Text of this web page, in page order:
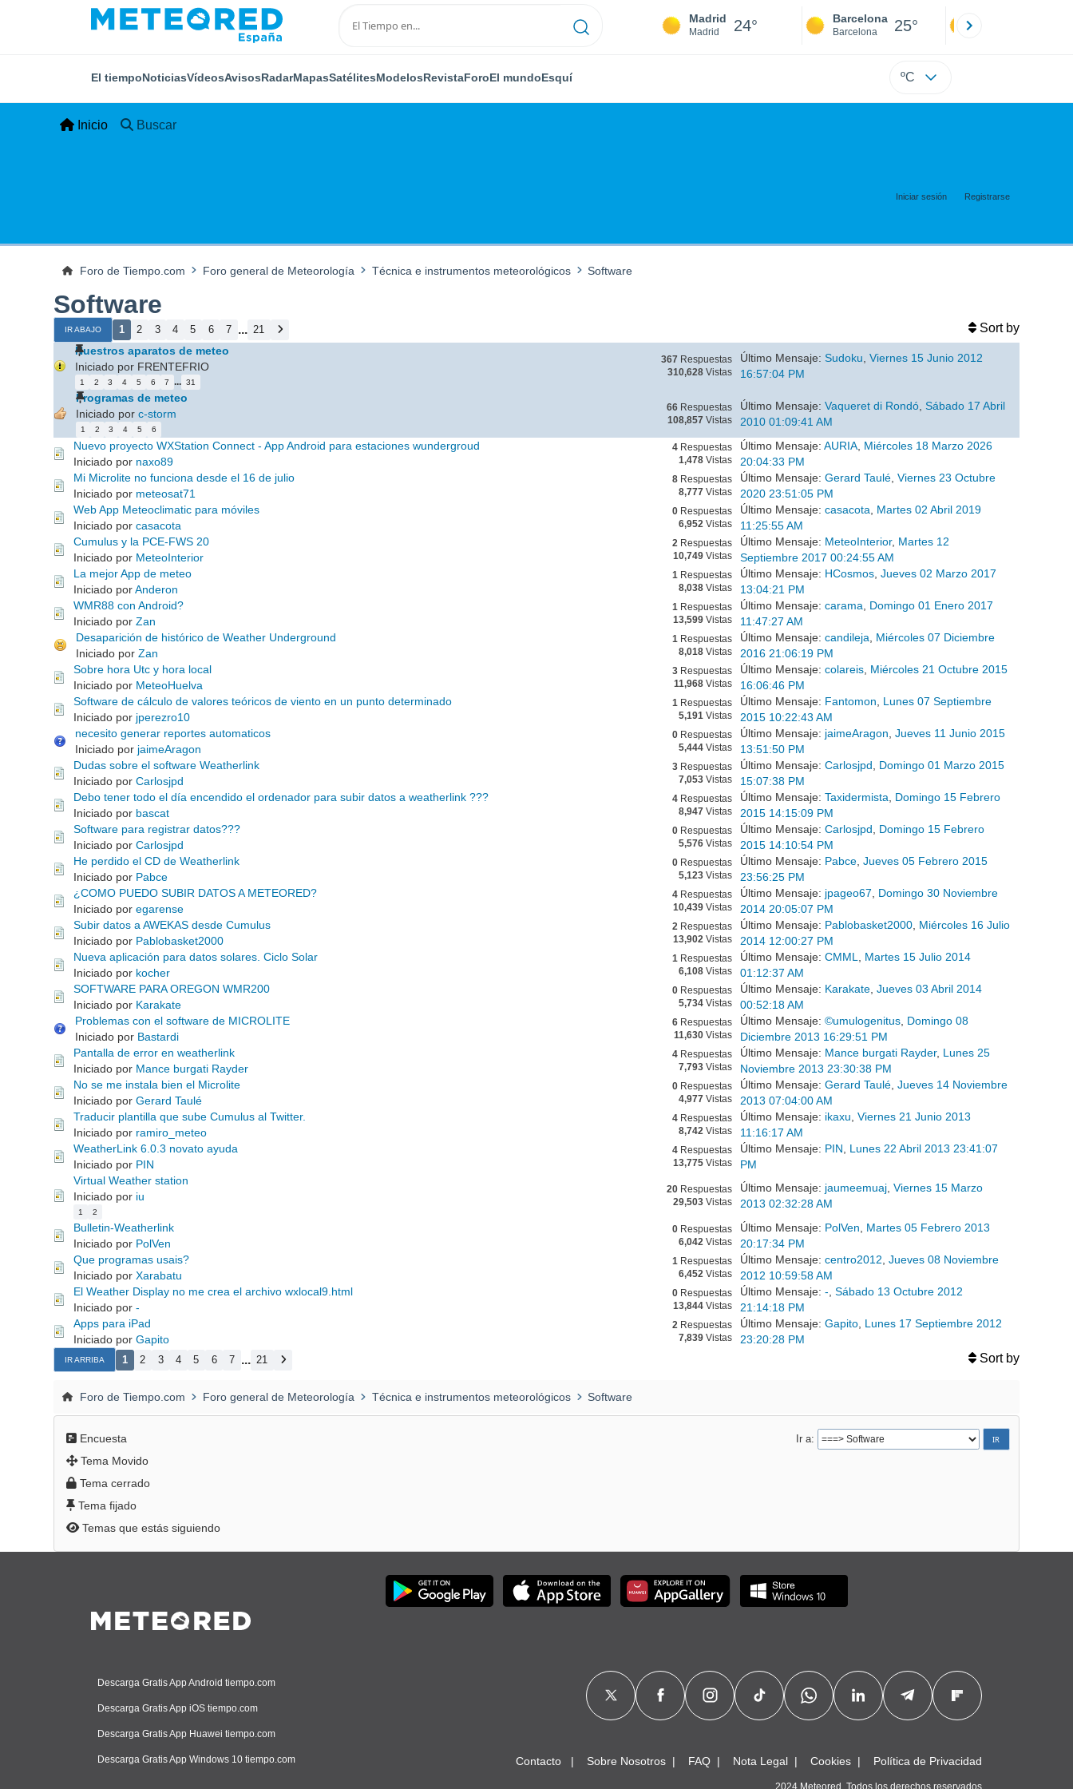
Madrid
Madrid 24° Barcelona
Barcelona 25°
El tiempoNoticiasVídeosAvisosRadarMapasSatélitesModelosRevistaForoEl mundoEsquí ºC
Inicio Buscar
Iniciar sesión Registrarse
Foro de Tiempo.com Foro general de Meteorología Técnica e instrumentos meteorológicos Software
Software
IR ABAJO 1 2 3 4 5 6 7 ... 21 Sort by
Nuestros aparatos de meteo
Iniciado por FRENTEFRIO
1 2 3 4 5 6 7 ... 31
367 Respuestas
310,628Vistas
Último Mensaje:Sudoku,Viernes 15 Junio 2012
16:57:04 PM
Programas de meteo
Iniciado por c-storm
1 2 3 4 5 6
66Respuestas
108,857Vistas
Último Mensaje:Vaqueret di Rondó ,Sábado 17 Abril
2010 01:09:41 AM
Nuevo proyecto WXStation Connect - App Android para estaciones wundergroud
Iniciado por naxo89
4Respuestas
1,478Vistas
Último Mensaje:AURIA Miércoles 18 Marzo 2026
20:04:33 PM
Mi Microlite no funciona desde el 16 de julio
Iniciado por meteosat71
8Respuestas
8,777Vistas
Último Mensaje:Gerard Taulé ,Viernes 23 Octubre
2020 23:51:05 PM
Web App Meteoclimatic para móviles
Iniciado por casacota
0Respuestas
6,952 Vistas
Último Mensaje:casacota
Martes 02 Abril 2019
11:25:55 AM
Cumulus y la PCE-FWS 20
Iniciado por MeteoInterior
2 Respuestas
10,749Vistas
Último Mensaje: MeteoInterior, Martes 12
Septiembre 2017 00:24:55 AM
La mejor App de meteo
Iniciado porAnderon
1 Respuestas
8,038Vistas
Último Mensaje: HCosmos ,Jueves 02 Marzo 2017
13:04:21 PM
WMR88 con Android?
Iniciado por Zan
1 Respuestas
13,599Vistas
Último Mensaje:carama
Domingo 01 Enero 2017
11:47:27 AM
Desaparición de histórico de Weather Underground
Iniciado por Zan
1 Respuestas
8,018Vistas
Último Mensaje:candileja
Miércoles 07 Diciembre
2016 21:06:19 PM
Sobre hora Utc y hora local
Iniciado por MeteoHuelva
3Respuestas
11,968Vistas
Último Mensaje:colareis Miércoles 21 Octubre 2015
16:06:46 PM
Software de cálculo de valores teóricos de viento en un punto determinado
Iniciado por jperezro10
1 Respuestas
5,191 Vistas
Último Mensaje: Fantomon
Lunes 07 Septiembre
2015 10:22:43 AM
necesito generar reportes automaticos
Iniciado por jaimeAragon
0Respuestas
5,444Vistas
Último Mensaje: jaimeAragon ,Jueves 11 Junio 2015
13:51:50 PM
Dudas sobre el software Weatherlink
Iniciado por Carlosjpd
3Respuestas
7,053Vistas
Último Mensaje:Carlosjpd
Domingo 01 Marzo 2015
15:07:38 PM
Debo tener todo el día encendido el ordenador para subir datos a weatherlink ???
Iniciado por bascat
4Respuestas
8,947Vistas
Último Mensaje:Taxidermista
Domingo 15 Febrero
2015 14:15:09 PM
Software para registrar datos???
Iniciado por Carlosjpd
0Respuestas
5,576Vistas
Último Mensaje:Carlosjpd
Domingo 15 Febrero
2015 14:10:54 PM
He perdido el CD de Weatherlink
Iniciado por Pabce
0Respuestas
5,123Vistas
Último Mensaje: Pabce ,Jueves 05 Febrero 2015
23:56:25 PM
¿COMO PUEDO SUBIR DATOS A METEORED?
Iniciado por egarense
4Respuestas
10,439Vistas
Último Mensaje: jpageo67
Domingo 30 Noviembre
2014 20:05:07 PM
Subir datos a AWEKAS desde Cumulus
Iniciado por Pablobasket2000
2 Respuestas
13,902 Vistas
Último Mensaje: Pablobasket2000 Miércoles 16 Julio
2014 12:00:27 PM
Nueva aplicación para datos solares. Ciclo Solar
Iniciado por kocher
1 Respuestas
6,108Vistas
Último Mensaje:CMML
Martes 15 Julio 2014
01:12:37 AM
SOFTWARE PARA OREGON WMR200
Iniciado por Karakate
0Respuestas
5,734Vistas
Último Mensaje: Karakate ,Jueves 03 Abril 2014
00:52:18 AM
Problemas con el software de MICROLITE
Iniciado por Bastardi
6Respuestas
11,630Vistas
Último Mensaje:©umulogenitus Domingo 08
Diciembre 2013 16:29:51 PM
Pantalla de error en weatherlink
Iniciado por Mance burgati Rayder
4Respuestas
7,793Vistas
Último Mensaje: Mance burgati Rayder, Lunes 25
Noviembre 2013 23:30:38 PM
No se me instala bien el Microlite
Iniciado por Gerard Taulé
0Respuestas
4,977Vistas
Último Mensaje:Gerard Taulé ,Jueves 14 Noviembre
2013 07:04:00 AM
Traducir plantilla que sube Cumulus al Twitter.
Iniciado por ramiro_meteo
4Respuestas
8,742 Vistas
Último Mensaje: ikaxu ,Viernes 21 Junio 2013
11:16:17 AM
WeatherLink 6.0.3 novato ayuda
Iniciado por PIN
4Respuestas
13,775Vistas
Último Mensaje: PIN
Lunes 22 Abril 2013 23:41:07
PM
Virtual Weather station
Iniciado por iu
1 2
20Respuestas
29,503Vistas
Último Mensaje: jaumeemuaj,Viernes 15 Marzo
2013 02:32:28 AM
Bulletin-Weatherlink
Iniciado por PolVen
0Respuestas
6,042 Vistas
Último Mensaje: PolVen, Martes 05 Febrero 2013
20:17:34 PM
Que programas usais?
Iniciado por Xarabatu
1 Respuestas
6,452 Vistas
Último Mensaje:centro2012,Jueves 08 Noviembre
2012 10:59:58 AM
El Weather Display no me crea el archivo wxlocal9.html
Iniciado por -
0Respuestas
13,844Vistas
Último Mensaje:-,Sábado 13 Octubre 2012
21:14:18 PM
Apps para iPad
Iniciado por Gapito
2 Respuestas
7,839Vistas
Último Mensaje:Gapito, Lunes 17 Septiembre 2012
23:20:28 PM
IR ARRIBA 1 2 3 4 5 6 7 ... 21 Sort by
Foro de Tiempo.com Foro general de Meteorología Técnica e instrumentos meteorológicos Software
Ir a
Encuesta
Tema Movido
Tema cerrado
Tema fijado
Temas que estás siguiendo
Descarga Gratis App Android tiempo.com
Descarga Gratis App iOS tiempo.com
Descarga Gratis App Huawei tiempo.com
Descarga Gratis App Windows 10 tiempo.com Contacto Sobre Nosotros FAQ Nota Legal Cookies Política de Privacidad
2024 Meteored. Todos los derechos reservados